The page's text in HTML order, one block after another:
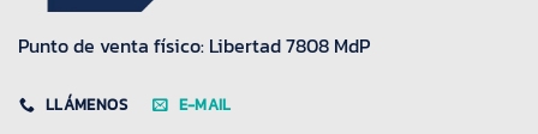
Punto de venta físico: Libertad 7808 MdP
LLÁMENOS E-MAIL